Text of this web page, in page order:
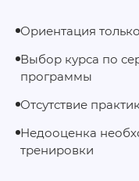
Ориентация
Выбор курса по
программы
Отсутствие
Недооценка
тренировки